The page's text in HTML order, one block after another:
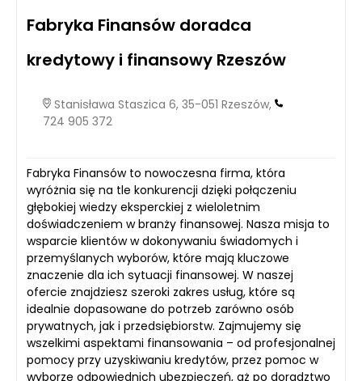
Fabryka Finansów doradca
kredytowy i finansowy Rzeszów
Stanisława Staszica 6, 35-051 Rzeszów,
724 905 372
Fabryka Finansów to nowoczesna firma, która
wyróżnia się na tle konkurencji dzięki połączeniu
głębokiej wiedzy eksperckiej z wieloletnim
doświadczeniem w branży finansowej. Nasza misja to
wsparcie klientów w dokonywaniu świadomych i
przemyślanych wyborów, które mają kluczowe
znaczenie dla ich sytuacji finansowej. W naszej
ofercie znajdziesz szeroki zakres usług, które są
idealnie dopasowane do potrzeb zarówno osób
prywatnych, jak i przedsiębiorstw. Zajmujemy się
wszelkimi aspektami finansowania – od profesjonalnej
pomocy przy uzyskiwaniu kredytów, przez pomoc w
wyborze odpowiednich ubezpieczeń, aż po doradztwo